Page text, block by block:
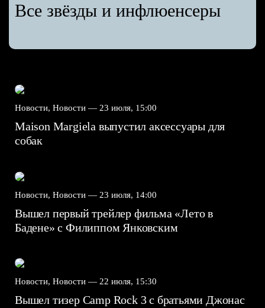
Все звёзды и инфлюенсеры
Новости, Новости — 23 июля, 15:00
Maison Margiela выпустил аксессуары для
собак
Новости, Новости — 23 июля, 14:00
Вышел первый трейлер фильма «Лето в
Бадене» с Филиппом Янковским
Новости, Новости — 22 июля, 15:30
Вышел тизер Camp Rock 3 с братьями Джонас